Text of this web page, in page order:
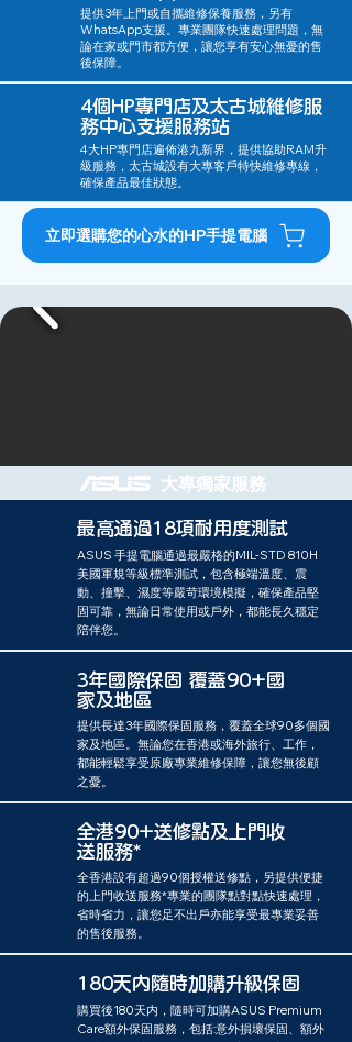
提供3年上門或自攜維修保養服務，另有
WhatsApp支援。專業團隊快速處理問題，無
論在家或門市都方便，讓您享有安心無憂的售
後保障。
4個HP專門店及太古城維修服
務中心支援服務站
4大HP專門店遍佈港九新界，提供協助RAM升
級服務，太古城設有大專客戶特快維修專線，
確保產品最佳狀態。
立即選購您的心水的HP手提電腦
大專獨家服務
最高通過18項耐用度測試
ASUS 手提電腦通過最嚴格的MIL-STD 810H
美國軍規等級標準測試，包含極端溫度、震
動、撞擊、濕度等嚴苛環境模擬，確保產品堅
固可靠，無論日常使用或戶外，都能長久穩定
陪伴您。​
3年國際保固 覆蓋90+國
家及地區
提供長達3年國際保固服務，覆蓋全球90多個國
家及地區。無論您在香港或海外旅行、工作，
都能輕鬆享受原廠專業維修保障，讓您無後顧
之憂。​
全港90+送修點及上門收
送服務*
全香港設有超過90個授權送修點，另提供便捷
的上門收送服務*專業的團隊點對點快速處理，
省時省力，讓您足不出戶亦能享受最專業妥善
的售後服務。
180天内隨時加購升級保固
購買後180天内，隨時可加購ASUS Premium
Care額外保固服務，包括:意外損壞保固、額外